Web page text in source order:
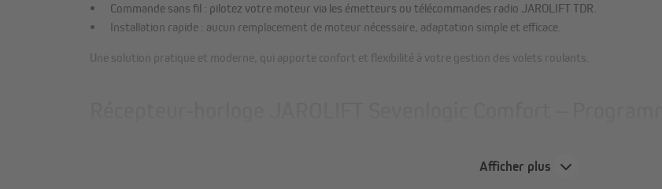
Commande sans fil : pilotez votre moteur via les émetteurs ou télécommandes radio JAROLIFT TDR.
Installation rapide : aucun remplacement de moteur nécessaire, adaptation simple et efficace.
Une solution pratique et moderne, qui apporte confort et flexibilité à votre gestion des volets roulants.
Afficher plus